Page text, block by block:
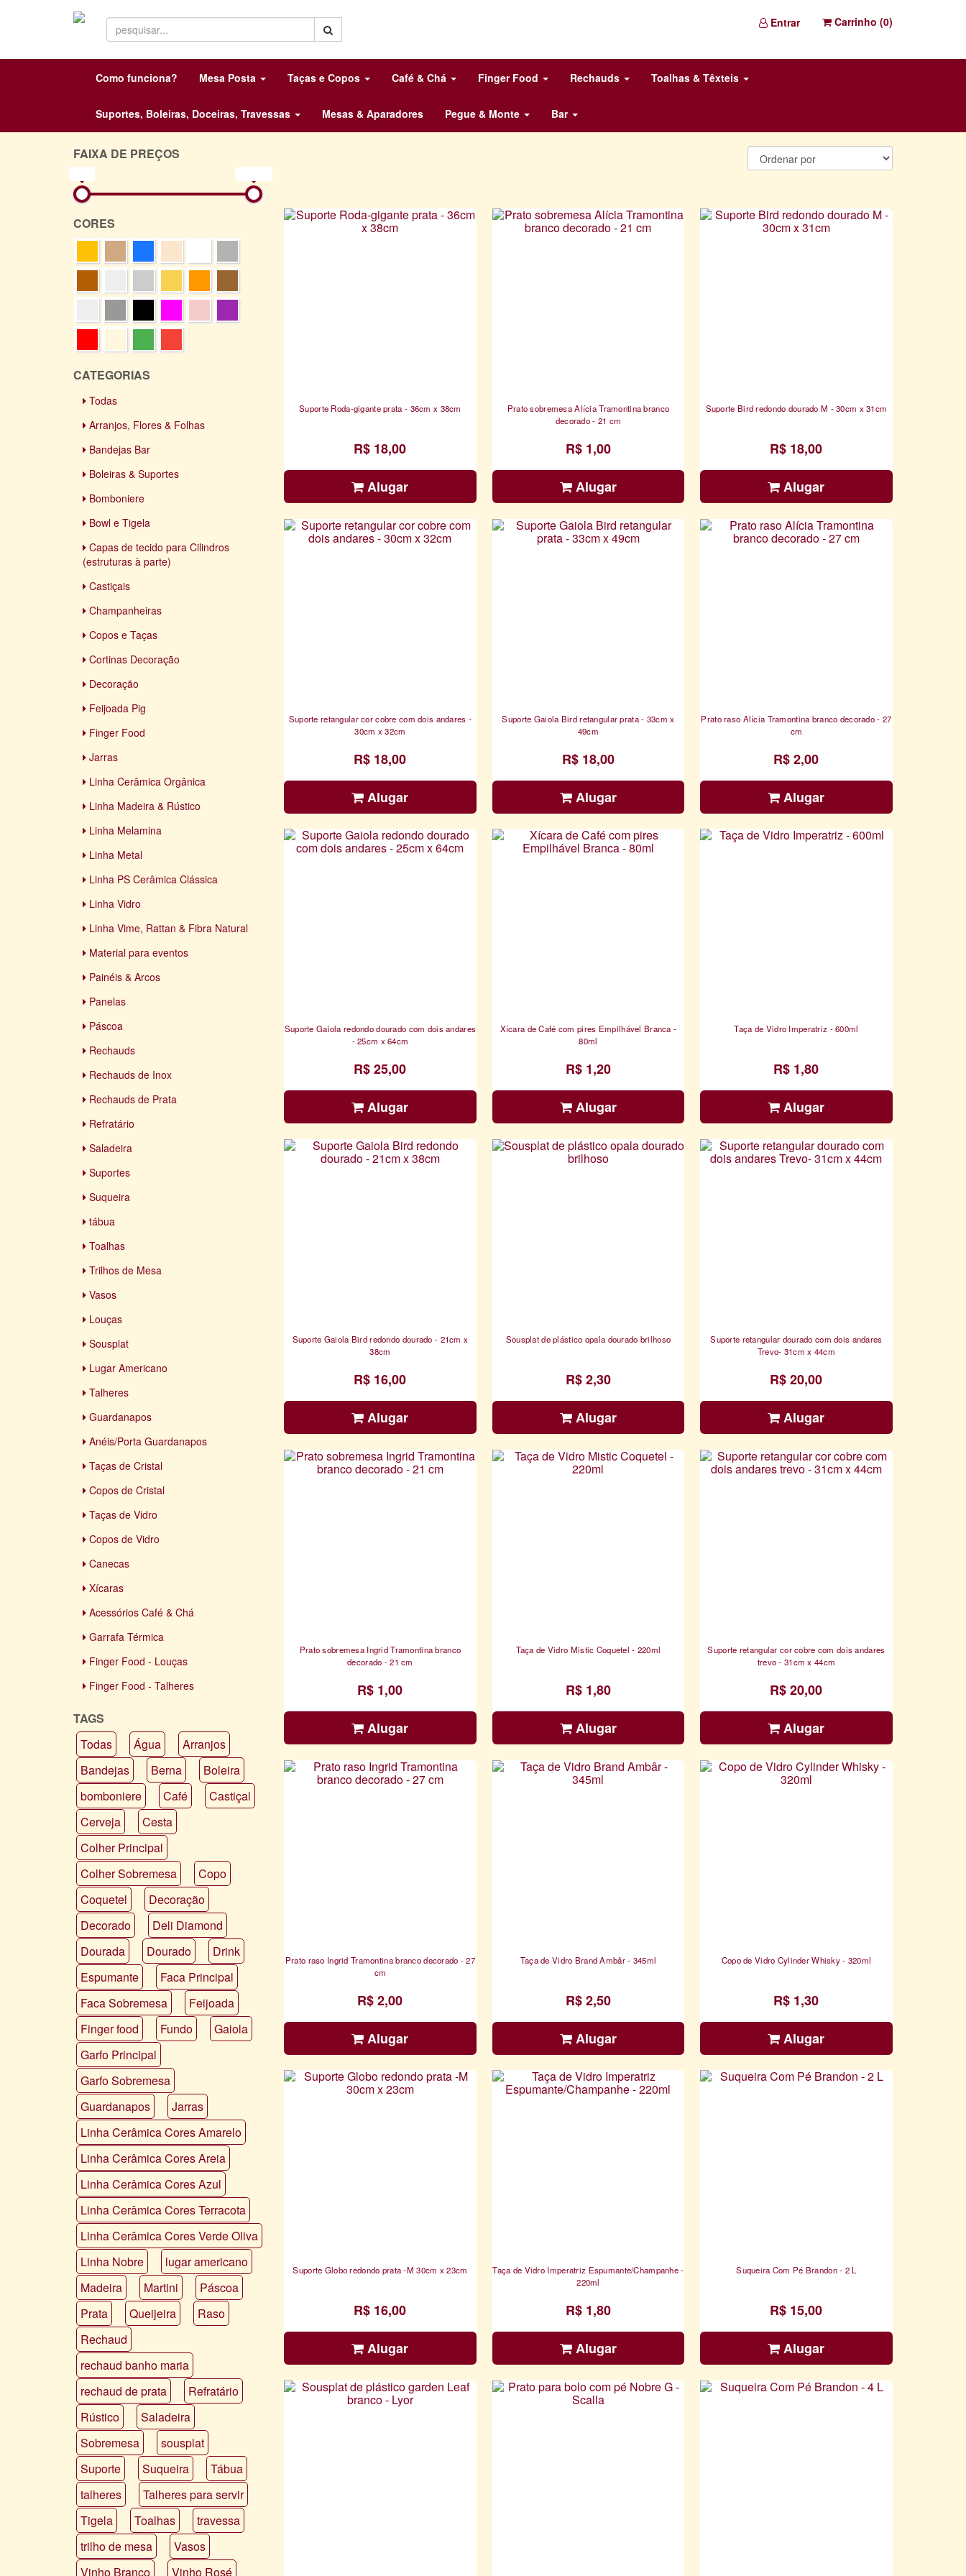
Entrar Carrinho (0)
Como funciona? Mesa Posta Taças e Copos Café & Chá Finger Food Rechauds Toalhas & Têxteis
Suportes, Boleiras, Doceiras, Travessas Mesas & Aparadores Pegue & Monte Bar
FAIXA DE PREÇOS
CORES
CATEGORIAS
Todas
Arranjos, Flores & Folhas
Bandejas Bar
Boleiras & Suportes
Bomboniere
Bowl e Tigela
Capas de tecido para Cilindros
(estruturas à parte)
Castiçais
Champanheiras
Copos e Taças
Cortinas Decoração
Decoração
Feijoada Pig
Finger Food
Jarras
Linha Cerâmica Orgânica
Linha Madeira & Rústico
Linha Melamina
Linha Metal
Linha PS Cerâmica Clássica
Linha Vidro
Linha Vime, Rattan & Fibra Natural
Material para eventos
Painéis & Arcos
Panelas
Páscoa
Rechauds
Rechauds de Inox
Rechauds de Prata
Refratário
Saladeira
Suportes
Suqueira
tábua
Toalhas
Trilhos de Mesa
Vasos
Louças
Sousplat
Lugar Americano
Talheres
Guardanapos
Anéis/Porta Guardanapos
Taças de Cristal
Copos de Cristal
Taças de Vidro
Copos de Vidro
Canecas
Xícaras
Acessórios Café & Chá
Garrafa Térmica
Finger Food - Louças
Finger Food - Talheres
TAGS
Todas
Água
Arranjos
Bandejas
Berna
Boleira
bomboniere
Café
Castiçal
Cerveja
Cesta
Colher Principal
Colher Sobremesa
Copo
Coquetel
Decoração
Decorado
Deli Diamond
Dourada
Dourado
Drink
Espumante
Faca Principal
Faca Sobremesa
Feijoada
Finger food
Fundo
Gaiola
Garfo Principal
Garfo Sobremesa
Guardanapos
Jarras
Linha Cerâmica Cores Amarelo
Linha Cerâmica Cores Areia
Linha Cerâmica Cores Azul
Linha Cerâmica Cores Terracota
Linha Cerâmica Cores Verde Oliva
Linha Nobre
lugar americano
Madeira
Martini
Páscoa
Prata
Queijeira
Raso
Rechaud
rechaud banho maria
rechaud de prata
Refratário
Rústico
Saladeira
Sobremesa
sousplat
Suporte
Suqueira
Tábua
talheres
Talheres para servir
Tigela
Toalhas
travessa
trilho de mesa
Vasos
Vinho Branco
Vinho Rosé
Suporte Roda-gigante prata - 36cm x 38cm
R$ 18,00
Alugar
Prato sobremesa Alícia Tramontina branco
decorado - 21 cm
R$ 1,00
Alugar
Suporte Bird redondo dourado M - 30cm x 31cm
R$ 18,00
Alugar
Suporte retangular cor cobre com dois andares -
30cm x 32cm
R$ 18,00
Alugar
Suporte Gaiola Bird retangular prata - 33cm x
49cm
R$ 18,00
Alugar
Prato raso Alícia Tramontina branco decorado - 27
cm
R$ 2,00
Alugar
Suporte Gaiola redondo dourado com dois andares
- 25cm x 64cm
R$ 25,00
Alugar
Xícara de Café com pires Empilhável Branca -
80ml
R$ 1,20
Alugar
Taça de Vidro Imperatriz - 600ml
R$ 1,80
Alugar
Suporte Gaiola Bird redondo dourado - 21cm x
38cm
R$ 16,00
Alugar
Sousplat de plástico opala dourado brilhoso
R$ 2,30
Alugar
Suporte retangular dourado com dois andares
Trevo- 31cm x 44cm
R$ 20,00
Alugar
Prato sobremesa Ingrid Tramontina branco
decorado - 21 cm
R$ 1,00
Alugar
Taça de Vidro Mistic Coquetel - 220ml
R$ 1,80
Alugar
Suporte retangular cor cobre com dois andares
trevo - 31cm x 44cm
R$ 20,00
Alugar
Prato raso Ingrid Tramontina branco decorado - 27
cm
R$ 2,00
Alugar
Taça de Vidro Brand Ambâr - 345ml
R$ 2,50
Alugar
Copo de Vidro Cylinder Whisky - 320ml
R$ 1,30
Alugar
Suporte Globo redondo prata -M 30cm x 23cm
R$ 16,00
Alugar
Taça de Vidro Imperatriz Espumante/Champanhe -
220ml
R$ 1,80
Alugar
Suqueira Com Pé Brandon - 2 L
R$ 15,00
Alugar